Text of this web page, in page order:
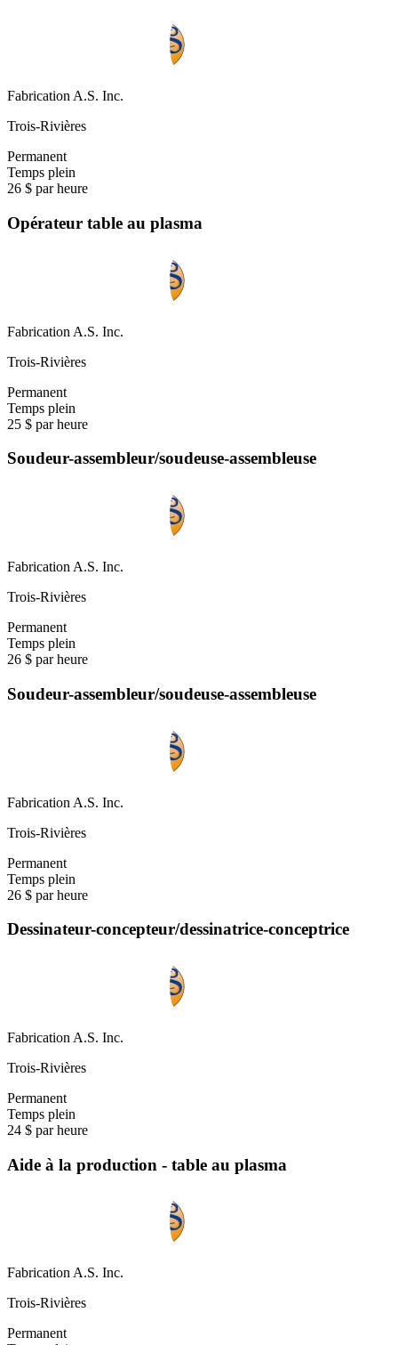
Fabrication A.S. Inc.
Trois-Rivières
Permanent
Temps plein
26 $ par heure
Opérateur table au plasma
Fabrication A.S. Inc.
Trois-Rivières
Permanent
Temps plein
25 $ par heure
Soudeur-assembleur/soudeuse-assembleuse
Fabrication A.S. Inc.
Trois-Rivières
Permanent
Temps plein
26 $ par heure
Soudeur-assembleur/soudeuse-assembleuse
Fabrication A.S. Inc.
Trois-Rivières
Permanent
Temps plein
26 $ par heure
Dessinateur-concepteur/dessinatrice-conceptrice
Fabrication A.S. Inc.
Trois-Rivières
Permanent
Temps plein
24 $ par heure
Aide à la production - table au plasma
Fabrication A.S. Inc.
Trois-Rivières
Permanent